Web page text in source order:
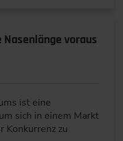
voraus
ist eine
sich in einem Markt
Konkurrenz zu